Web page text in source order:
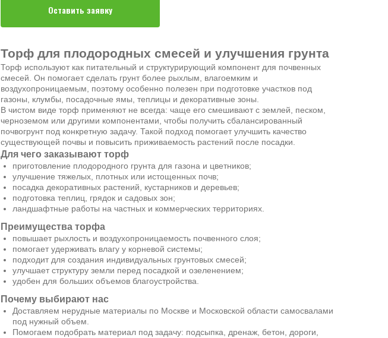
Оставить заявку
Торф для плодородных смесей и улучшения грунта
Торф используют как питательный и структурирующий компонент для почвенных
смесей. Он помогает сделать грунт более рыхлым, влагоемким и
воздухопроницаемым, поэтому особенно полезен при подготовке участков под
газоны, клумбы, посадочные ямы, теплицы и декоративные зоны.
В чистом виде торф применяют не всегда: чаще его смешивают с землей, песком,
черноземом или другими компонентами, чтобы получить сбалансированный
почвогрунт под конкретную задачу. Такой подход помогает улучшить качество
существующей почвы и повысить приживаемость растений после посадки.
Для чего заказывают торф
приготовление плодородного грунта для газона и цветников;
улучшение тяжелых, плотных или истощенных почв;
посадка декоративных растений, кустарников и деревьев;
подготовка теплиц, грядок и садовых зон;
ландшафтные работы на частных и коммерческих территориях.
Преимущества торфа
повышает рыхлость и воздухопроницаемость почвенного слоя;
помогает удерживать влагу у корневой системы;
подходит для создания индивидуальных грунтовых смесей;
улучшает структуру земли перед посадкой и озеленением;
удобен для больших объемов благоустройства.
Почему выбирают нас
Доставляем нерудные материалы по Москве и Московской области самосвалами
под нужный объем.
Помогаем подобрать материал под задачу: подсыпка, дренаж, бетон, дороги,